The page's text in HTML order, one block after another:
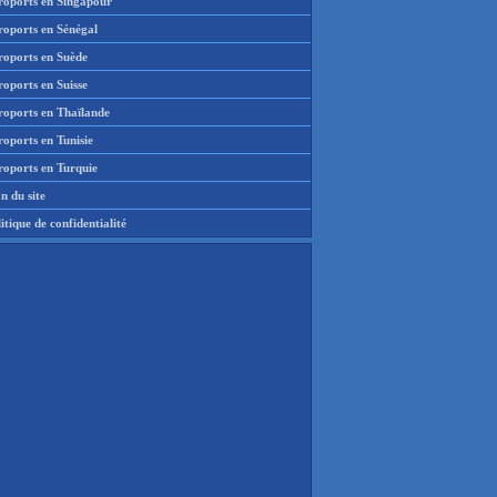
en Sénégal
en Suède
en Suisse
en Thaïlande
en Tunisie
en Turquie
du site
de confidentialité